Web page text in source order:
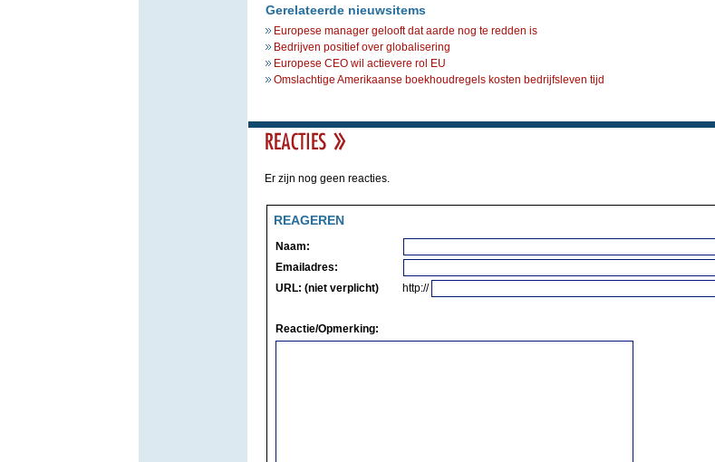
Gerelateerde nieuwsitems
Europese manager gelooft dat aarde nog te redden is
Bedrijven positief over globalisering
Europese CEO wil actievere rol EU
Omslachtige Amerikaanse boekhoudregels kosten bedrijfsleven tijd
Er zijn nog geen reacties.
REAGEREN
Naam:
Emailadres:
URL: (niet verplicht)
http://
Reactie/Opmerking: